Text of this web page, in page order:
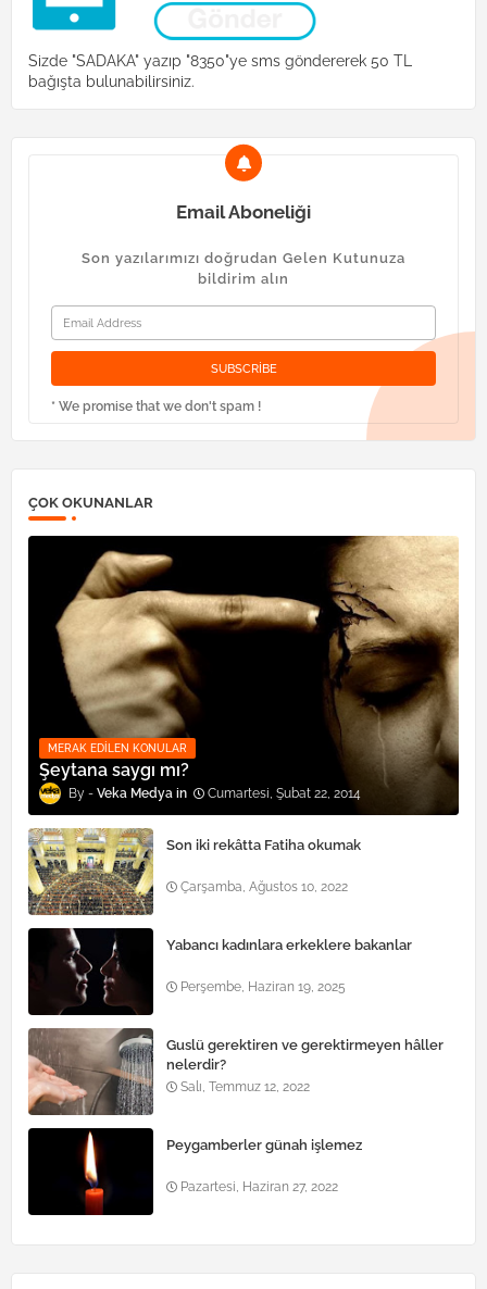
Sizde "SADAKA" yazıp "8350"ye sms göndererek 50 TL
bağışta bulunabilirsiniz.
Email Aboneliği
Son yazılarımızı doğrudan Gelen Kutunuza
bildirim alın
* We promise that we don't spam !
ÇOK OKUNANLAR
MERAK EDILEN KONULAR
Şeytana saygı mı?
Veka Medya Cumartesi, Şubat 22, 2014
Son iki rekâtta Fatiha okumak
Çarşamba, Ağustos 10, 2022
Yabancı kadınlara erkeklere bakanlar
Perşembe, Haziran 19, 2025
Guslü gerektiren ve gerektirmeyen hâller
nelerdir?
Salı, Temmuz 12, 2022
Peygamberler günah işlemez
Pazartesi, Haziran 27, 2022